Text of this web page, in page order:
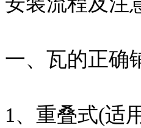
一、瓦的正确
1、重叠式(适